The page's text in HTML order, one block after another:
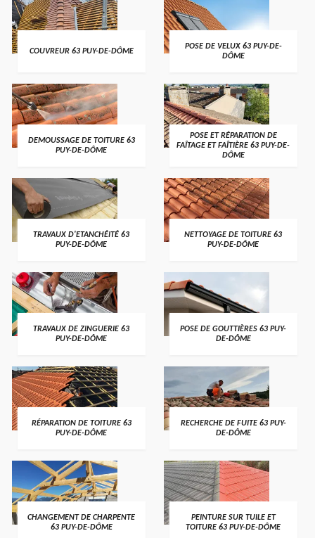
COUVREUR 63 PUY-DE-DÔME
POSE DE VELUX 63 PUY-DE-
DÔME
DEMOUSSAGE DE TOITURE 63
PUY-DE-DÔME
POSE ET RÉPARATION DE
FAÎTAGE ET FAÎTIÈRE 63 PUY-DE-
DÔME
TRAVAUX D'ETANCHÉITÉ 63
PUY-DE-DÔME
NETTOYAGE DE TOITURE 63
PUY-DE-DÔME
TRAVAUX DE ZINGUERIE 63
PUY-DE-DÔME
POSE DE GOUTTIÈRES 63 PUY-
DE-DÔME
RÉPARATION DE TOITURE 63
PUY-DE-DÔME
RECHERCHE DE FUITE 63 PUY-
DE-DÔME
CHANGEMENT DE CHARPENTE
63 PUY-DE-DÔME
PEINTURE SUR TUILE ET
TOITURE 63 PUY-DE-DÔME